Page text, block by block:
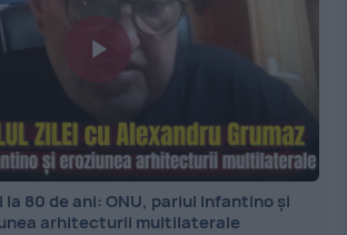
la 80 de ani: ONU, pariul Infantino și
arhitecturii multilaterale